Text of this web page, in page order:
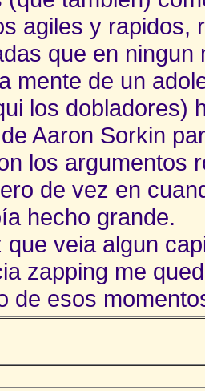
agiles y rapidos,
que en
mente de un
los dobladores)
Aaron Sorkin
los argumentos
de vez en
hecho grande.
que veia algun
zapping me
de esos